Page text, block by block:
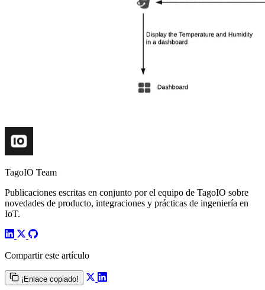
TagoIO Team
Publicaciones escritas en conjunto por el equipo de TagoIO sobre
novedades de producto, integraciones y prácticas de ingeniería en
IoT.
Compartir este artículo
¡Enlace copiado!